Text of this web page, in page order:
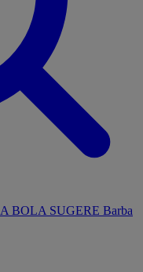
A BOLA SUGERE Barba